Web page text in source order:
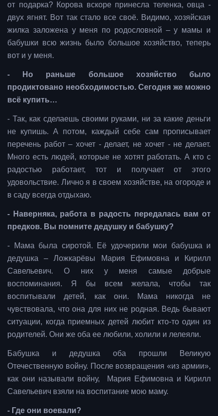
от подарка? Корова вскоре принесла теленка, овца -
двух ягнят. Вот так стало все своё. Видимо, хозяйская
жилка заложена у меня по родословной – у мамы и
бабушки всю жизнь было большое хозяйство, теперь
вот и у меня.
- Но раньше большое хозяйство было
продиктовано необходимостью. Сегодня же можно
всё купить…
- Так, как сделаешь своими руками, ни за какие деньги
не купишь. А потом, каждый себе сам прописывает
перечень работ – хочет - делает, не хочет - не делает.
Много есть людей, которые не хотят работать. А кто с
радостью работает, тот и получает от этого
удовольствие. Лично я в своем хозяйстве, на огороде и
в саду всегда отдыхаю.
- Наверняка, работа в радость передалась вам от
предков. Вы помните дедушку и бабушку?
- Мама была сиротой. Её удочерили мои бабушка и
дедушка – Ложкарёвы Мария Ефимовна и Кирилл
Савельевич. О них у меня самые добрые
воспоминания. Я бы всем желала, чтобы так
воспитывали детей, как они. Мама никогда не
чувствовала, что она для них не родная. Ведь бывают
ситуации, когда приемных детей любит кто-то один из
родителей. Они же оба ее любили, холили и лелеяли.
Бабушка и дедушка оба прошли Великую
Отечественную войну. После возвращения «из армии»,
как они называли войну, Мария Ефимовна и Кирилл
Савельевич взяли на воспитание мою маму.
- Где они воевали?